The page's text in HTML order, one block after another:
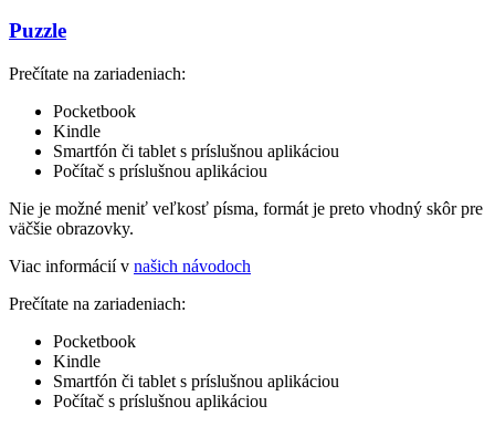
Puzzle
Prečítate na zariadeniach:
Pocketbook
Kindle
Smartfón či tablet s príslušnou aplikáciou
Počítač s príslušnou aplikáciou
Nie je možné meniť veľkosť písma, formát je preto vhodný skôr pre
väčšie obrazovky.
Viac informácií v našich návodoch
Prečítate na zariadeniach:
Pocketbook
Kindle
Smartfón či tablet s príslušnou aplikáciou
Počítač s príslušnou aplikáciou